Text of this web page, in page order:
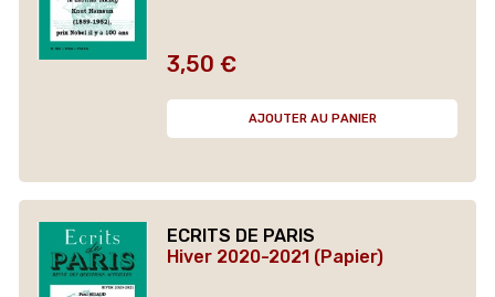
Prix
3,50 €
AJOUTER AU PANIER
ECRITS DE PARIS
Hiver 2020-2021 (Papier)